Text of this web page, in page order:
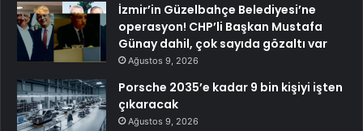
İzmir’in Güzelbahçe Belediyesi’ne
operasyon! CHP’li Başkan Mustafa
Günay dahil, çok sayıda gözaltı var
Ağustos 9, 2026
Porsche 2035’e kadar 9 bin kişiyi işten
çıkaracak
Ağustos 9, 2026